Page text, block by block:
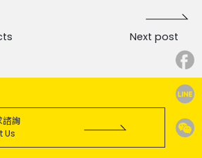
Next post
諮詢
Us